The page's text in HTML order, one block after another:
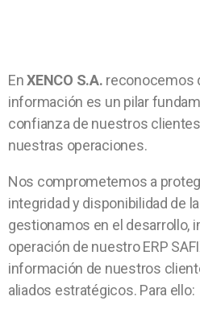
EnXENCO S.A. reconocemos
información es un pilar
confianza de nuestros
nuestras operaciones.
Nos comprometemos a
integridad y disponibilidad de
gestionamos en el desarrollo,
operación de nuestro ERP
información de nuestros
aliados estratégicos. Para ello: